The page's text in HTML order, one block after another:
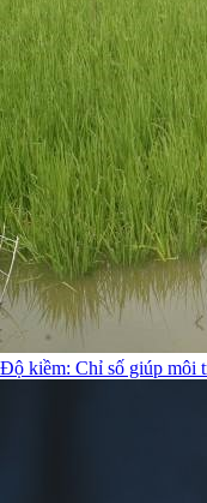
Độ kiềm: Chỉ số giúp môi